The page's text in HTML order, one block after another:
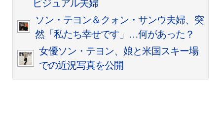
ビジュアル夫婦
ソン・テヨン＆クォン・サンウ夫婦、突
然「私たち幸せです」…何があった？
女優ソン・テヨン、娘と米国スキー場
での近況写真を公開